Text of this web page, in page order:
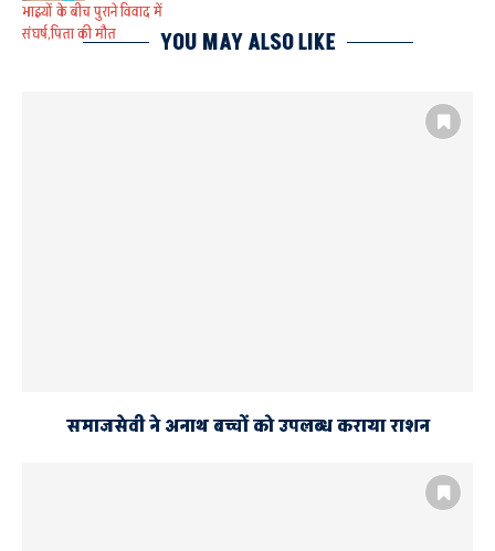
भाइयों के बीच पुराने विवाद में
संघर्ष,पिता की मौत
YOU MAY ALSO LIKE
समाजसेवी ने अनाथ बच्चों को उपलब्ध कराया राशन